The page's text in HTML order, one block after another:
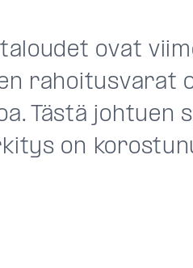
ovat
rahoitusvarat
Tästä johtuen
on